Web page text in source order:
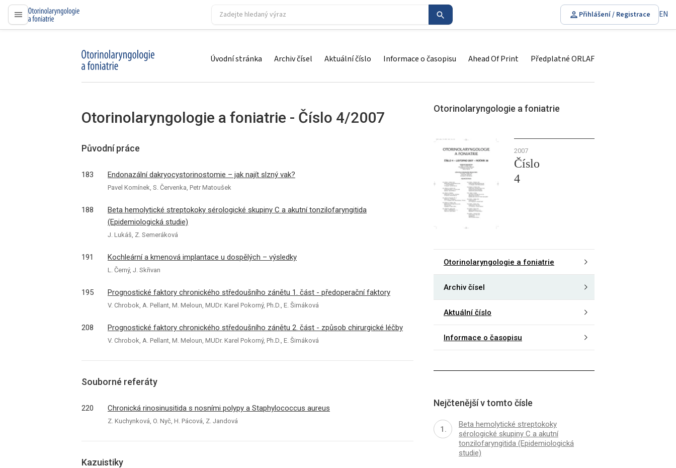
proLékaře.cz
Přihlášení / Registrace EN
proLékaře.cz Úvodní stránka Archiv čísel Aktuální číslo Informace o časopisu Ahead Of Print Předplatné ORLAF
Otorinolaryngologie a foniatrie - Číslo 4/2007
Původní práce
183 Endonazální dakryocystorinostomie – jak najít slzný vak?
Pavel Komínek, S. Červenka, Petr Matoušek
188
Beta hemolytické streptokoky sérologické skupiny C a akutní tonzilofaryngitida
(Epidemiologická studie)
J. Lukáš, Z. Semeráková
191 Kochleární a kmenová implantace u dospělých – výsledky
L. Černý, J. Skřivan
195 Prognostické faktory chronického středoušního zánětu 1. část - předoperační faktory
V. Chrobok, A. Pellant, M. Meloun, MUDr. Karel Pokorný, Ph.D., E. Šimáková
208 Prognostické faktory chronického středoušního zánětu 2. část - způsob chirurgické léčby
V. Chrobok, A. Pellant, M. Meloun, MUDr. Karel Pokorný, Ph.D., E. Šimáková
Souborné referáty
220 Chronická rinosinusitida s nosními polypy a Staphylococcus aureus
Z. Kuchynková, O. Nyč, H. Pácová, Z. Jandová
Kazuistiky
Otorinolaryngologie a foniatrie
2007
Číslo
4
Otorinolaryngologie a foniatrie
Archiv čísel
Aktuální číslo
Informace o časopisu
Nejčtenější v tomto čísle
Beta hemolytické streptokoky
sérologické skupiny C a akutní
tonzilofaryngitida (Epidemiologická
studie)